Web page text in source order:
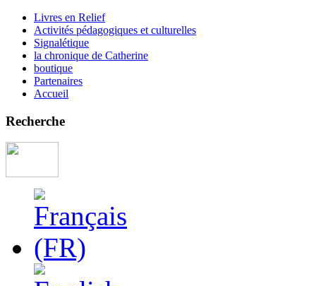
Livres en Relief
Activités pédagogiques et culturelles
Signalétique
la chronique de Catherine
boutique
Partenaires
Accueil
Recherche